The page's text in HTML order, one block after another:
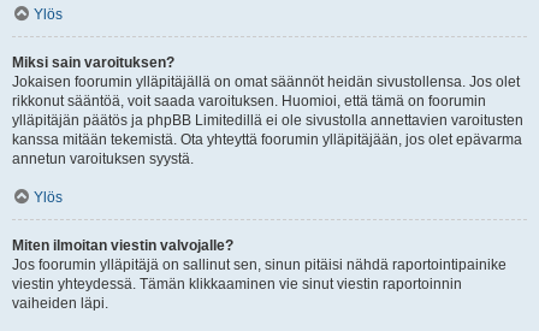
Ylös
Miksi sain varoituksen?
Jokaisen foorumin ylläpitäjällä on omat säännöt heidän sivustollensa. Jos olet
rikkonut sääntöä, voit saada varoituksen. Huomioi, että tämä on foorumin
ylläpitäjän päätös ja phpBB Limitedillä ei ole sivustolla annettavien varoitusten
kanssa mitään tekemistä. Ota yhteyttä foorumin ylläpitäjään, jos olet epävarma
annetun varoituksen syystä.
Ylös
Miten ilmoitan viestin valvojalle?
Jos foorumin ylläpitäjä on sallinut sen, sinun pitäisi nähdä raportointipainike
viestin yhteydessä. Tämän klikkaaminen vie sinut viestin raportoinnin
vaiheiden läpi.